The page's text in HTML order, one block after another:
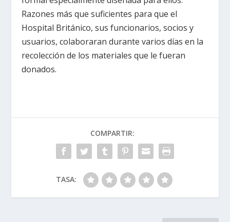
Razones más que suficientes para que el
Hospital Británico, sus funcionarios, socios y
usuarios, colaboraran durante varios días en la
recolección de los materiales que le fueran
donados.
COMPARTIR:
TASA: